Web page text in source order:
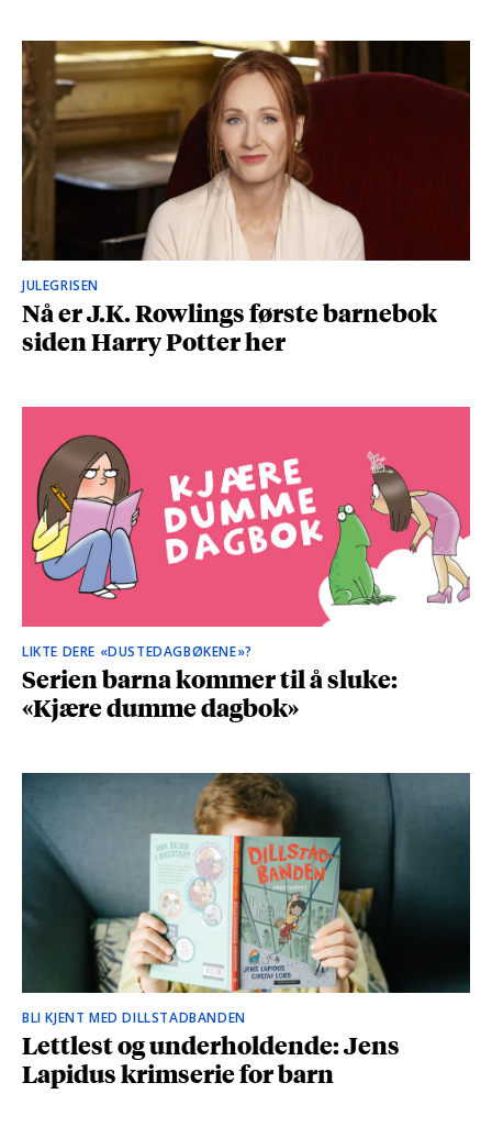
JULEGRISEN
Nå er J.K. Rowlings første barnebok
siden Harry Potter her
LIKTE DERE «DUSTEDAGBØKENE»?
Serien barna kommer til å sluke:
«Kjære dumme dagbok»
BLI KJENT MED DILLSTADBANDEN
Lettlest og underholdende: Jens
Lapidus krimserie for barn